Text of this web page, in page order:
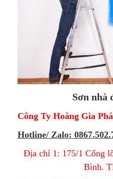
Sơn nhà
Công Ty Hoàng Gia
Hotline/ Zalo:
Địa chỉ 1: 175/1 Cống
Bình.